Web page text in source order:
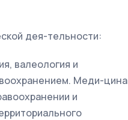
дея-тельности:
валеология и
Меди-цина
и